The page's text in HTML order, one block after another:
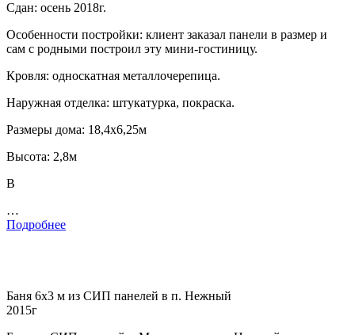
Сдан: осень 2018г.
Особенности постройки: клиент заказал панели в размер и
сам с родными построил эту мини-гостиницу.
Кровля: односкатная металлочерепица.
Наружная отделка: штукатурка, покраска.
Размеры дома: 18,4х6,25м
Высота: 2,8м
В
…
Подробнее
Баня 6х3 м из СИП панелей в п. Нежный
2015г